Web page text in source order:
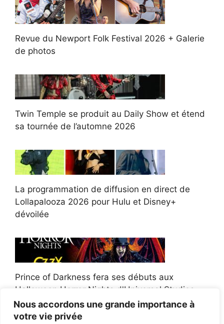
Nous accordons une grande importance à
votre vie privée
Revue du Newport Folk Festival 2026 + Galerie
de photos
Twin Temple se produit au Daily Show et étend
sa tournée de l’automne 2026
La programmation de diffusion en direct de
Lollapalooza 2026 pour Hulu et Disney+
dévoilée
Prince of Darkness fera ses débuts aux
Halloween Horror Nights d'Universal Studios